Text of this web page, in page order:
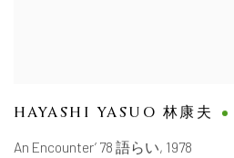
HAYASHI YASUO 林康夫
An Encounter’ 78 語らい, 1978